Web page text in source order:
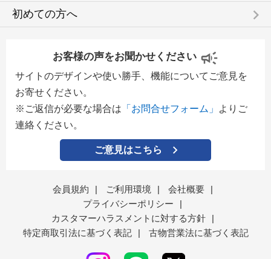
初めての方へ keyboard_arrow_right
お客様の声をお聞かせください
サイトのデザインや使い勝手、機能についてご意見を
お寄せください。
※ご返信が必要な場合は 「お問合せフォーム」
よりご
連絡ください。
ご意見はこちら
会員規約 | ご利用環境 | 会社概要
|
プライバシーポリシー
|
カスタマーハラスメントに対する方針
|
特定商取引法に基づく表記
| 古物営業法に基づく表記